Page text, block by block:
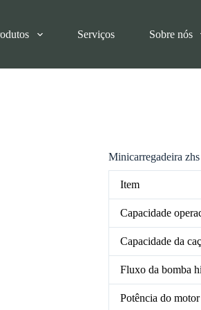
Serviços Sobre nós
Minicarregadeira
Item
Capacidade
Capacidade da
Fluxo da bomba
Potência do